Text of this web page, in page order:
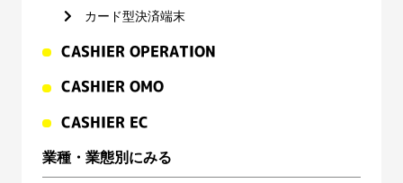
カード型決済端末
CASHIER OPERATION
CASHIER OMO
CASHIER EC
業種・業態別にみる